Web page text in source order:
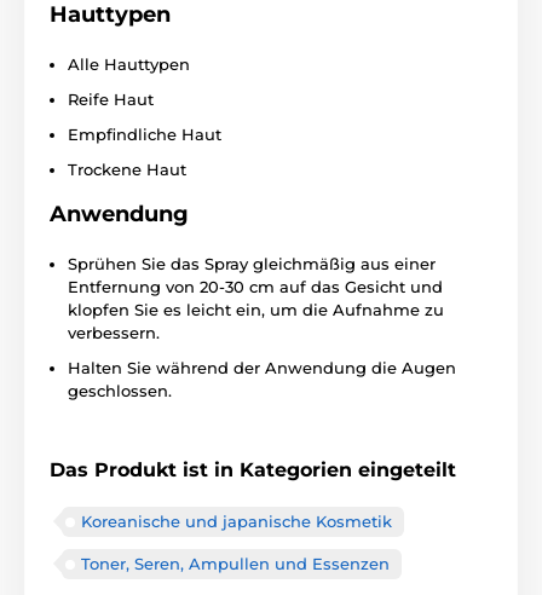
Hauttypen
Alle Hauttypen
Reife Haut
Empfindliche Haut
Trockene Haut
Anwendung
Sprühen Sie das Spray gleichmäßig aus einer
Entfernung von 20-30 cm auf das Gesicht und
klopfen Sie es leicht ein, um die Aufnahme zu
verbessern.
Halten Sie während der Anwendung die Augen
geschlossen.
Das Produkt ist in Kategorien eingeteilt
Koreanische und japanische Kosmetik
Toner, Seren, Ampullen und Essenzen